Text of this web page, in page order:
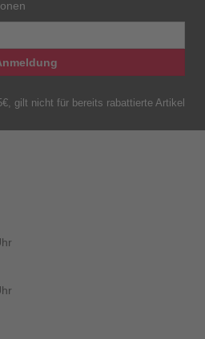
gilt nicht für bereits rabattierte Artikel